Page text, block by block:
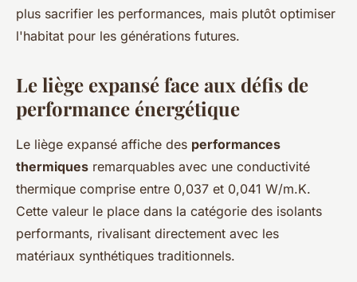
plus sacrifier les performances, mais plutôt optimiser
l'habitat pour les générations futures.
Le liège expansé face aux défis de
performance énergétique
Le liège expansé affiche des performances
thermiques remarquables avec une conductivité
thermique comprise entre 0,037 et 0,041 W/m.K.
Cette valeur le place dans la catégorie des isolants
performants, rivalisant directement avec les
matériaux synthétiques traditionnels.